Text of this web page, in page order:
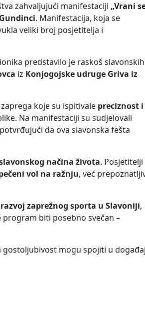
zahvaljujući manifestaciji „Vrani
. Manifestacija, koja se
veliki broj posjetitelja i
predstavilo je raskoš slavonskih
iz Konjogojske udruge Griva iz
koje su ispitivale preciznost i
Na manifestaciji su sudjelovali
da ova slavonska fešta
načina života. Posjetitelji
vol na ražnju, već
zaprežnog sporta u Slavoniji,
program biti posebno svečan –
gostoljubivost mogu spojiti u